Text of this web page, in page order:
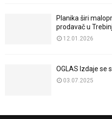
Planika širi
prodavač u
12.01.2026
OGLAS Izdaje se
03.07.2025